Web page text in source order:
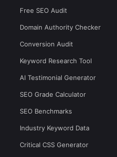
Free SEO Audit
Domain Authority Checker
Conversion Audit
Keyword Research Tool
AI Testimonial Generator
SEO Grade Calculator
SEO Benchmarks
Industry Keyword Data
Critical CSS Generator